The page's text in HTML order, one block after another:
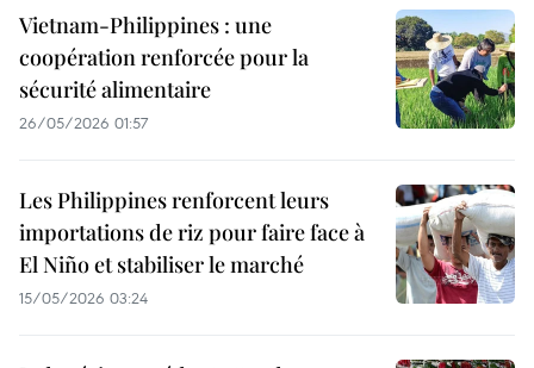
Vietnam-Philippines : une
coopération renforcée pour la
sécurité alimentaire
26/05/2026 01:57
Les Philippines renforcent leurs
importations de riz pour faire face à
El Niño et stabiliser le marché
15/05/2026 03:24